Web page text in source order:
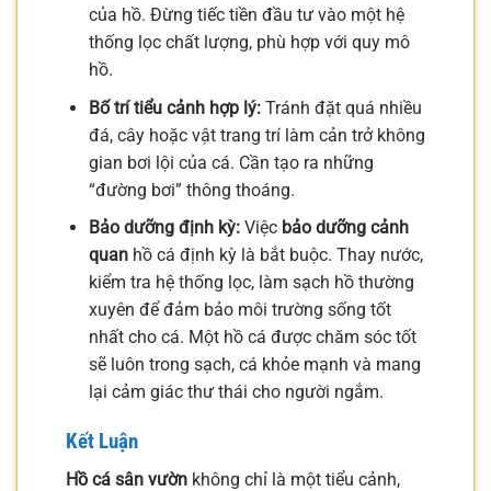
của hồ. Đừng tiếc tiền đầu tư vào một hệ
thống lọc chất lượng, phù hợp với quy mô
hồ.
Bố trí tiểu cảnh hợp lý:Tránh đặt quá nhiều
đá, cây hoặc vật trang trí làm cản trở không
gian bơi lội của cá. Cần tạo ra những
“đường bơi” thông thoáng.
Bảo dưỡng định kỳ:Việc bảo dưỡng cảnh
quanhồ cá định kỳ là bắt buộc. Thay nước,
kiểm tra hệ thống lọc, làm sạch hồ thường
xuyên để đảm bảo môi trường sống tốt
nhất cho cá. Một hồ cá được chăm sóc tốt
sẽ luôn trong sạch, cá khỏe mạnh và mang
lại cảm giác thư thái cho người ngắm.
Kết Luận
Hồ cá sân vườn không chỉ là một tiểu cảnh,